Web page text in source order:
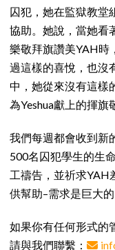
囚犯，她在監獄教堂
協助。她說，當她看
樂敬拜旗讚美YAH時
過這樣的喜悅，也沒
中，她從來沒有這樣
為Yeshua獻上的揮旗
我們每週都會收到新
500名囚犯學生的生
工禱告，並祈求YAH
供幫助–需求是巨大
如果你有任何形式的
請與我們聯繫：